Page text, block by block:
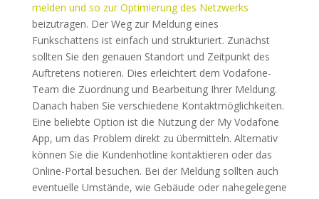
melden und so zur Optimierung des Netzwerks
beizutragen. Der Weg zur Meldung eines
Funkschattens ist einfach und strukturiert. Zunächst
sollten Sie den genauen Standort und Zeitpunkt des
Auftretens notieren. Dies erleichtert dem Vodafone-
Team die Zuordnung und Bearbeitung Ihrer Meldung.
Danach haben Sie verschiedene Kontaktmöglichkeiten.
Eine beliebte Option ist die Nutzung der My Vodafone
App, um das Problem direkt zu übermitteln. Alternativ
können Sie die Kundenhotline kontaktieren oder das
Online-Portal besuchen. Bei der Meldung sollten auch
eventuelle Umstände, wie Gebäude oder nahegelegene